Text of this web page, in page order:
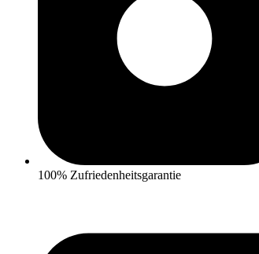
100% Zufriedenheitsgarantie